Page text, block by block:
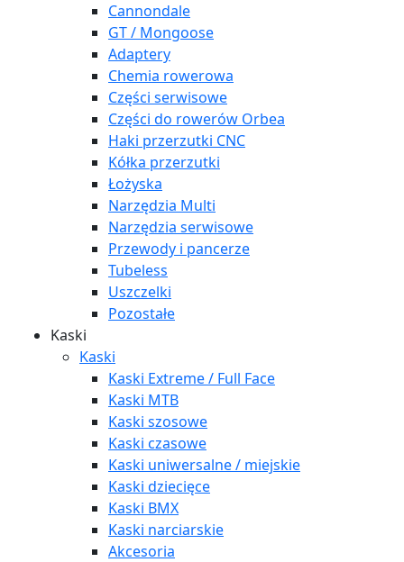
Cannondale
GT / Mongoose
Adaptery
Chemia rowerowa
Części serwisowe
Części do rowerów Orbea
Haki przerzutki CNC
Kółka przerzutki
Łożyska
Narzędzia Multi
Narzędzia serwisowe
Przewody i pancerze
Tubeless
Uszczelki
Pozostałe
Kaski
Kaski
Kaski Extreme / Full Face
Kaski MTB
Kaski szosowe
Kaski czasowe
Kaski uniwersalne / miejskie
Kaski dziecięce
Kaski BMX
Kaski narciarskie
Akcesoria